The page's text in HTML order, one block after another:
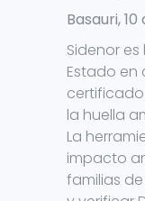
Basauri,
Sidenor
Estado en
la huella
La
impacto
familias